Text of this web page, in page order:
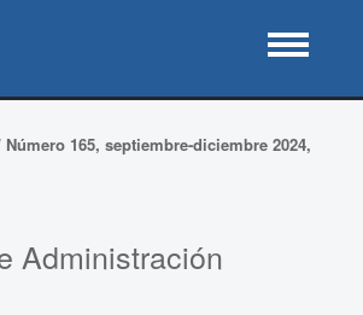
Número 165, septiembre-diciembre 2024,
Administración